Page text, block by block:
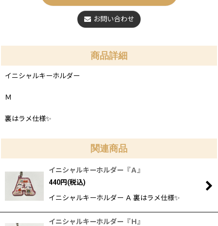
お問い合わせ
商品詳細
イニシャルキーホルダー
Ｍ
裏はラメ仕様✨
関連商品
イニシャルキーホルダー『Ａ』
440円(税込)
イニシャルキーホルダー Ａ 裏はラメ仕様✨
イニシャルキーホルダー『Ｈ』